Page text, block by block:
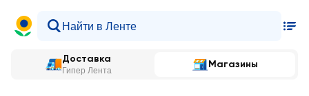
Доставка
Гипер Лента
Магазины